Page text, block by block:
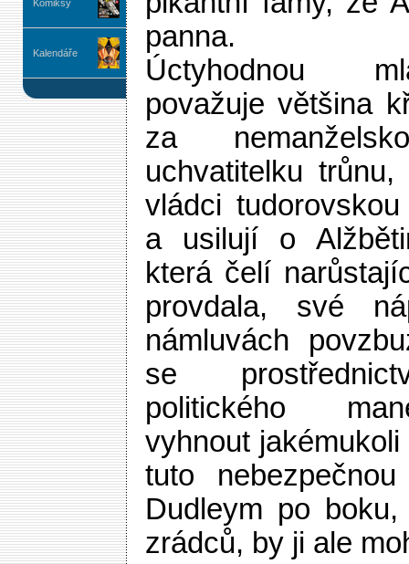
Komiksy
Kalendáře
panna.
Úctyhodnou
považuje většina
za
uchvatitelku
vládci
a usilují o
která čelí
provdala, své
námluvách
se
politického
vyhnout
tuto
Dudleym po
zrádců, by ji ale